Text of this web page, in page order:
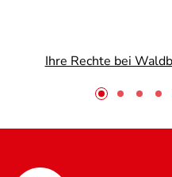
Ihre Rechte bei